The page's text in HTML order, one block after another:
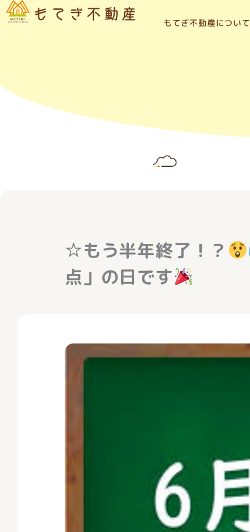
内
容
プ
もてぎ不動産について
☆もう半年終了！？
点」の日です